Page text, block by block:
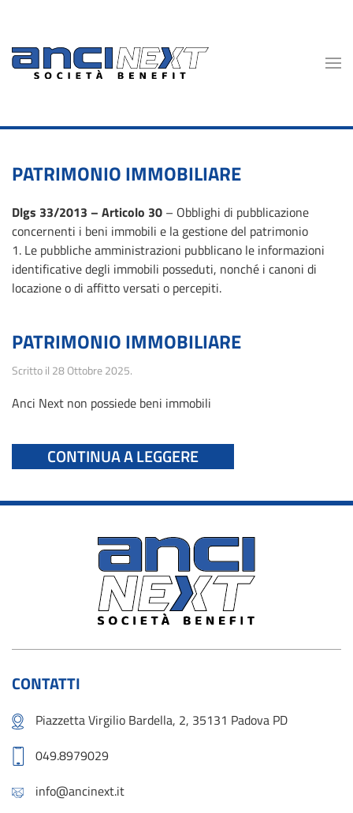
Skip to main content
PATRIMONIO IMMOBILIARE
Dlgs 33/2013 – Articolo 30 – Obblighi di pubblicazione
concernenti i beni immobili e la gestione del patrimonio
1. Le pubbliche amministrazioni pubblicano le informazioni
identificative degli immobili posseduti, nonché i canoni di
locazione o di affitto versati o percepiti.
PATRIMONIO IMMOBILIARE
Scritto il 28 Ottobre 2025.
Anci Next non possiede beni immobili
CONTINUA A LEGGERE
CONTATTI
Piazzetta Virgilio Bardella, 2, 35131 Padova PD
049.8979029
info@ancinext.it